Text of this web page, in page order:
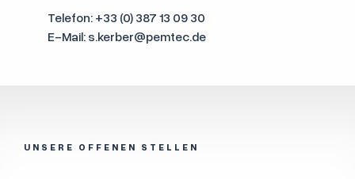
Telefon: +33 (0) 387 13 09 30
E-Mail: s.kerber@pemtec.de
UNSERE OFFENEN STELLEN